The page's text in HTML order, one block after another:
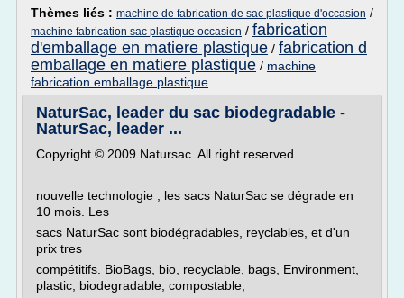
Thèmes liés : machine de fabrication de sac plastique d'occasion /
machine fabrication sac plastique occasion / fabrication
d'emballage en matiere plastique / fabrication d
emballage en matiere plastique / machine
fabrication emballage plastique
NaturSac, leader du sac biodegradable -
NaturSac, leader ...
Copyright © 2009.Natursac. All right reserved
nouvelle technologie , les sacs NaturSac se dégrade en
10 mois. Les
sacs NaturSac sont biodégradables, reyclables, et d'un
prix tres
compétitifs. BioBags, bio, recyclable, bags, Environment,
plastic, biodegradable, compostable,